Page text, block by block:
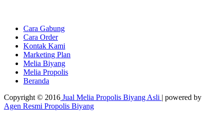
Cara Gabung
Cara Order
Kontak Kami
Marketing Plan
Melia Biyang
Melia Propolis
Beranda
Copyright © 2016 Jual Melia Propolis Biyang Asli | powered by
Agen Resmi Propolis Biyang